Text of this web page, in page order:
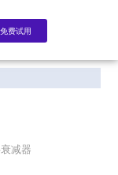
免费试用
减器